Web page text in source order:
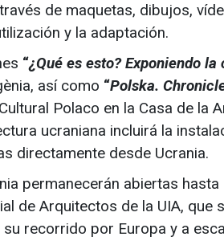
de maquetas, dibujos,
y la adaptación.
“¿Qué es esto? Exponiendo
así como “Polska.
Polaco en la Casa de la
ucraniana incluirá la
directamente desde Ucrania.
permanecerán abiertas hasta
de Arquitectos de la UIA, que
recorrido por Europa y a